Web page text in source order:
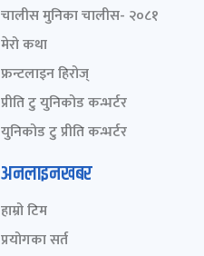
चालीस मुनिका चालीस- २०८१
मेरो कथा
फ्रन्टलाइन हिरोज्
प्रीति टु युनिकोड कन्भर्टर
युनिकोड टु प्रीति कन्भर्टर
अनलाइनखबर
हाम्रो टिम
प्रयोगका सर्त